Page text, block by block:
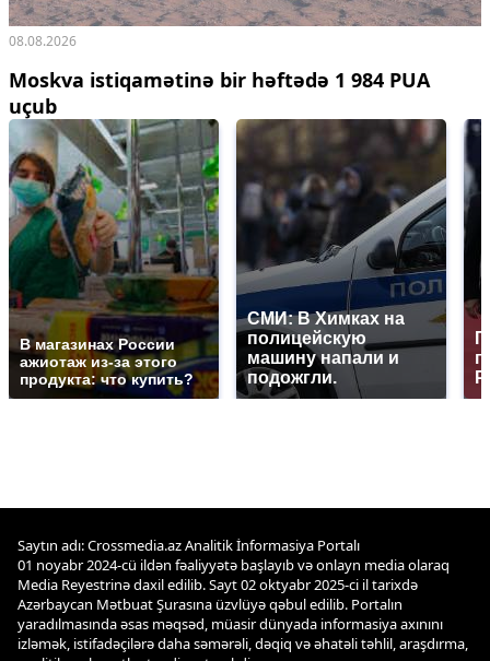
08.08.2026
Moskva istiqamətinə bir həftədə 1 984 PUA
uçub
В магазинах России
ажиотаж из-за этого
продукта: что купить?
СМИ: В Химках на
полицейскую
машину напали и
подожгли.
Saytın adı: Crossmedia.az Analitik İnformasiya Portalı
01 noyabr 2024-cü ildən fəaliyyətə başlayıb və onlayn media olaraq
Media Reyestrinə daxil edilib. Sayt 02 oktyabr 2025-ci il tarixdə
Azərbaycan Mətbuat Şurasına üzvlüyə qəbul edilib. Portalın
yaradılmasında əsas məqsəd, müasir dünyada informasiya axınını
izləmək, istifadəçilərə daha səmərəli, dəqiq və əhatəli təhlil, araşdırma,